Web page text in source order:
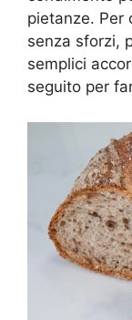
pietanze. Per
senza sforzi,
semplici
seguito per